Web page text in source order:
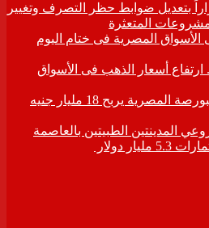
بتعديل ضوابط حظر التصرف وتغيير
المتعثرة
المصرية فى ختام اليوم
5915 جنيهًا .. ارتفاع أسعار الذهب فى الأسواق
رأس المال السوقي للبورصة المصرية يربح 18 مليار جنيه
المدينتين الطبيتين بالعاصمة
دولار